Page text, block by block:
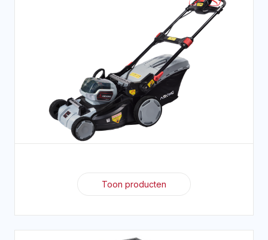
Toon producten